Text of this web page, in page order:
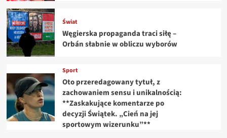
Świat
Węgierska propaganda traci siłę –
Orbán słabnie w obliczu wyborów
Sport
Oto przeredagowany tytuł, z
zachowaniem sensu i unikalnością:
**Zaskakujące komentarze po
decyzji Świątek. „Cień na jej
sportowym wizerunku”**